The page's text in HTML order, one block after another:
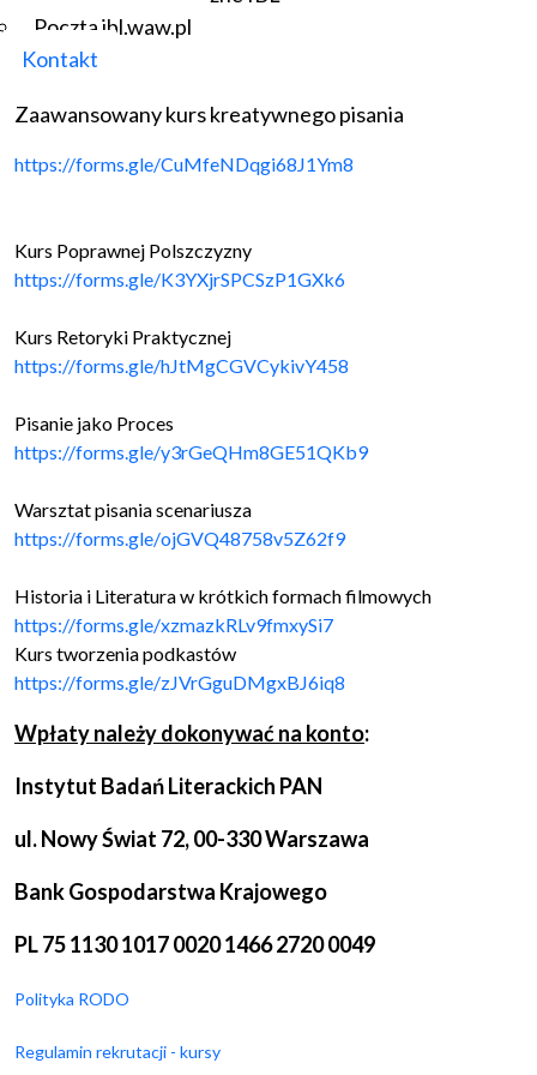
Poczta ibl.waw.pl
Kontakt
Kurs kreatywnego pisania
https://forms.gle/
Zaawansowany kurs kreatywnego pisania
https://forms.gle/CuMfeNDqgi68J1Ym8
Kurs Poprawnej Polszczyzny
https://forms.gle/K3YXjrSPCSzP1GXk6
Kurs Retoryki Praktycznej
https://forms.gle/hJtMgCGVCykivY458
Pisanie jako Proces
https://forms.gle/y3rGeQHm8GE51QKb9
Warsztat pisania scenariusza
https://forms.gle/ojGVQ48758v5Z62f9
Historia i Literatura w krótkich formach filmowych
https://forms.gle/xzmazkRLv9fmxySi7
Kurs tworzenia podkastów
https://forms.gle/zJVrGguDMgxBJ6iq8
Wpłaty należy dokonywać na konto:
Instytut Badań Literackich PAN
ul. Nowy Świat 72, 00-330 Warszawa
Bank Gospodarstwa Krajowego
PL 75 1130 1017 0020 1466 2720 0049
Polityka RODO
Regulamin rekrutacji - kursy